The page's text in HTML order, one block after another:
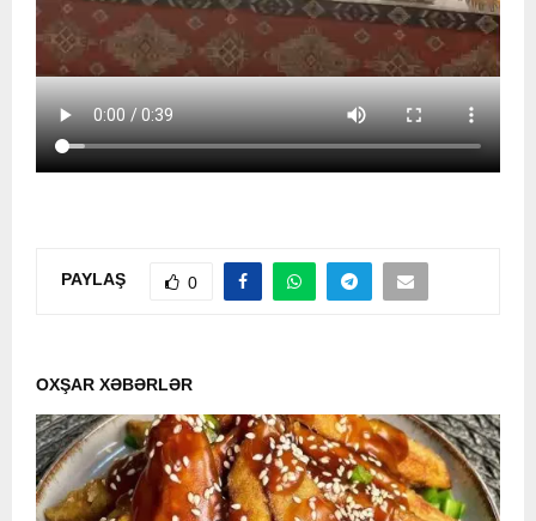
PAYLAŞ 0
OXŞAR XƏBƏRLƏR